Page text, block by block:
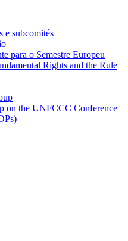
e subcomités
para o Semestre Europeu
Rights and the Rule
on the UNFCCC Conference